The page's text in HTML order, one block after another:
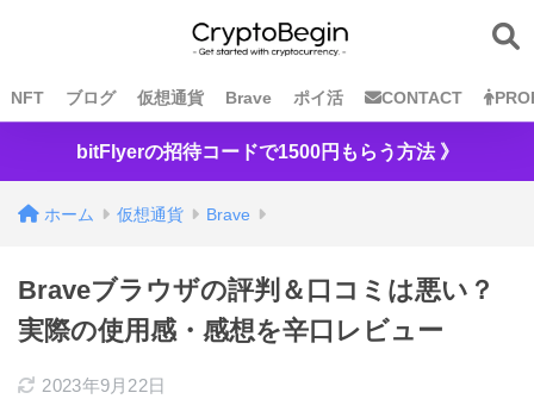
NFT ブログ 仮想通貨 Brave ポイ活 CONTACT
bitFlyerの招待コードで1500円もらう方法 》
ホーム 仮想通貨 Brave
Braveブラウザの評判＆口コミは悪い？
実際の使用感・感想を辛口レビュー
2023年9月22日